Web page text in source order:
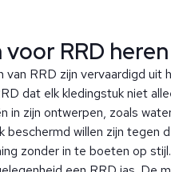
RRD
van RRD zijn vervaardigd
dat elk kledingstuk niet
in zijn ontwerpen, zoals
beschermd willen zijn
zonder in te boeten op